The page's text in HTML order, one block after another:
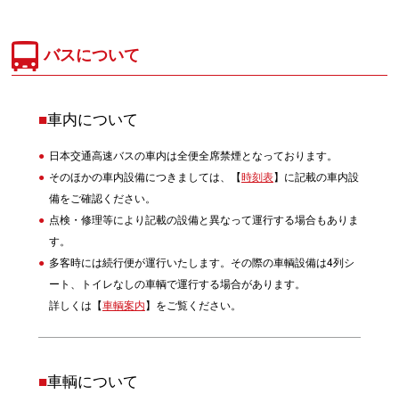
バスについて
■車内について
日本交通高速バスの車内は全便全席禁煙となっております。
そのほかの車内設備につきましては、【時刻表】に記載の車内設
備をご確認ください。
点検・修理等により記載の設備と異なって運行する場合もありま
す。
多客時には続行便が運行いたします。その際の車輌設備は4列シ
ート、トイレなしの車輌で運行する場合があります。
詳しくは【車輌案内】をご覧ください。
■車輌について